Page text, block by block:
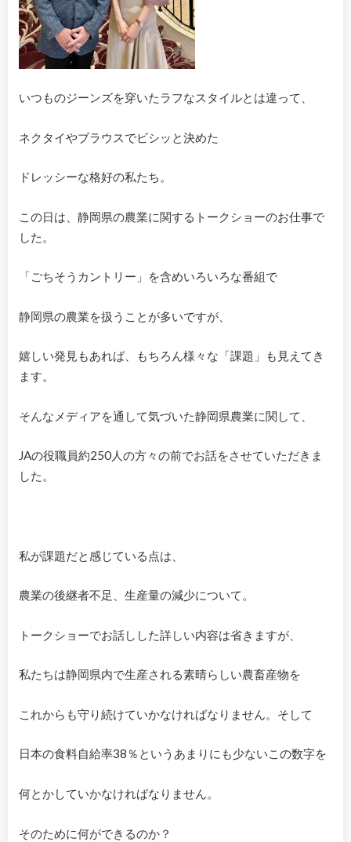
いつものジーンズを穿いたラフなスタイルとは違って、
ネクタイやブラウスでビシッと決めた
ドレッシーな格好の私たち。
この日は、静岡県の農業に関するトークショーのお仕事で
した。
「ごちそうカントリー」を含めいろいろな番組で
静岡県の農業を扱うことが多いですが、
嬉しい発見もあれば、もちろん様々な「課題」も見えてき
ます。
そんなメディアを通して気づいた静岡県農業に関して、
JAの役職員約250人の方々の前でお話をさせていただきま
した。
私が課題だと感じている点は、
農業の後継者不足、生産量の減少について。
トークショーでお話しした詳しい内容は省きますが、
私たちは静岡県内で生産される素晴らしい農畜産物を
これからも守り続けていかなければなりません。そして
日本の食料自給率38％というあまりにも少ないこの数字を
何とかしていかなければなりません。
そのために何ができるのか？